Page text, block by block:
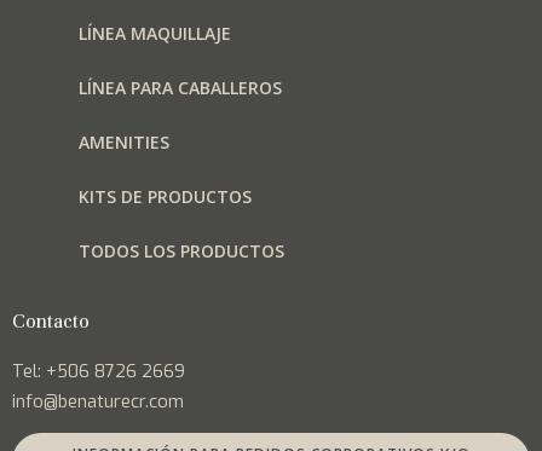
LÍNEA MAQUILLAJE
LÍNEA PARA CABALLEROS
AMENITIES
KITS DE PRODUCTOS
TODOS LOS PRODUCTOS
Contacto
Tel: +506 8726 2669
info@benaturecr.com